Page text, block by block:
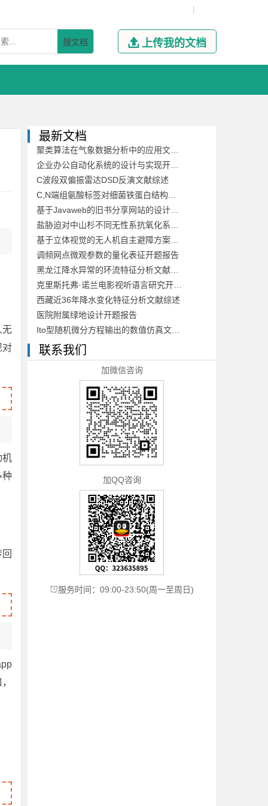
|
搜文档  上传我的文档
无
对
机
最新文档
C波段双偏振雷达DSD反演文献综述
调频网点微观参数的量化表征开题报告
西藏近36年降水变化特征分析文献综述
医院附属绿地设计开题报告
联系我们
加微信咨询
加QQ咨询
服务时间：09:00-23:50(周一至周日)